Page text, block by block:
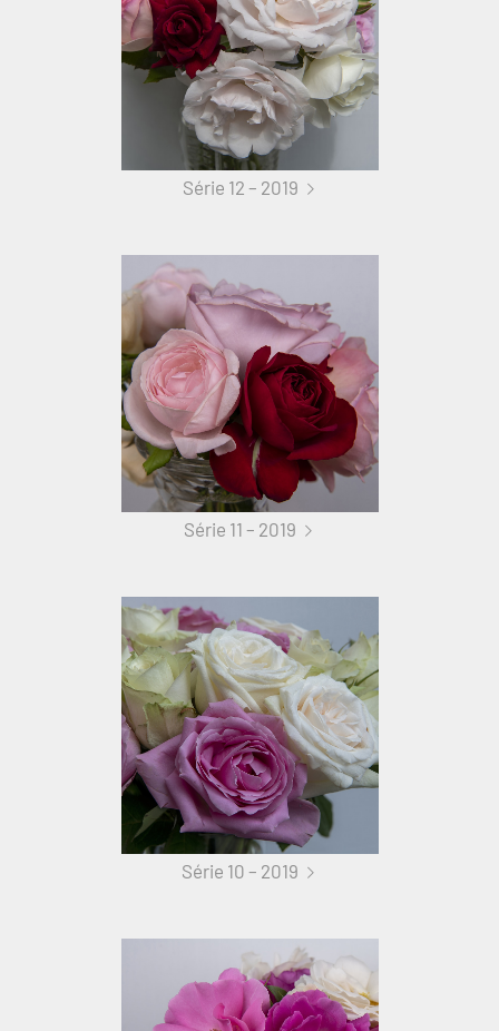
Série 12 – 2019
Série 11 – 2019
Série 10 – 2019